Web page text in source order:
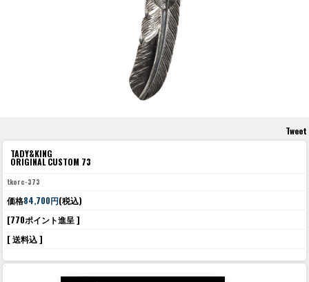
Tweet
TADY&KING
ORIGINAL CUSTOM 73
tkorc-373
価格84,700円(税込)
[770ポイント進呈 ]
[ 送料込 ]